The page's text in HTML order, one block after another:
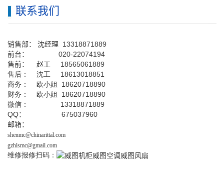
联系我们
销售部： 沈经理 13318871889
前台： 020-22074194
售前： 赵工 18565061889
售后： 沈工 18613018851
商务： 欧小姐 18620718890
财务： 欧小姐 18620718890
微信： 13318871889
QQ： 675037960
邮箱：
shenmc@chinarittal.com
gzhlsmc@gmail.com
维修报修扫码：